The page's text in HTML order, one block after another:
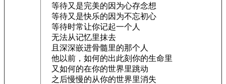
等待又是完美的因为心存念想
等待又是快乐的因为不忘初心
等待时常让你记起一个人
无法从记忆里抹去
且深深嵌进骨髓里的那个人
他以前，如何的出此刻你的生命里
又如何的在你的世界里跳动
之后慢慢的从你的世界里消失